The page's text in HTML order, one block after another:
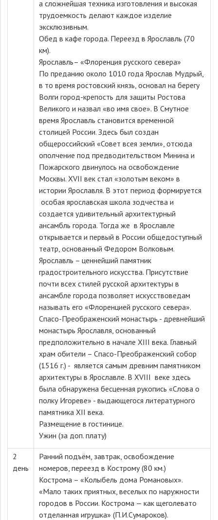
а сложнейшая техника изготовления и высокая
трудоемкость делают каждое изделие
эксклюзивным.
Обед в кафе города. Переезд в Ярославль (70
км).
Ярославль– «Флоренция русского севера»
По преданию около 1010 года Ярослав Мудрый,
в то время ростовский князь, основал на берегу
Волги город-крепость для защиты Ростова
Великого и назвал «во имя свое». В Смутное
время Ярославль становится временной
столицей России. Здесь был создан
общероссийский «Совет всея земли», отсюда
ополчение под предводительством Минина и
Пожарского двинулось на освобождение
Москвы. XVII век стал «золотым веком» в
истории Ярославля. В этот период формируется
особая ярославская школа зодчества и
создается удивительный архитектурный
ансамбль города. Тогда же в Ярославле
открывается и первый в России общедоступный
театр, основанный Федором Волковым.
Ярославль – ценнейший памятник
градостроительного искусства. Присутствие
почти всех стилей русской архитектуры в
ансамбле города позволяет искусствоведам
называть его «Флоренцией русского севера».
Спасо-Преображенский монастырь - древнейший
монастырь Ярославля, основанный
предположительно в начале XIII века. Главный
храм обители – Спасо-Преображенский собор
(1516 г.) - является самым древним памятником
архитектуры в Ярославле. В XVIII веке здесь
была обнаружена бесценная рукопись «Слова о
полку Игореве» - выдающегося литературного
памятника XII века.
Размещение в гостинице.
Ужин (за доп. плату)
2
день
Ранний подъём, завтрак, освобождение
номеров, переезд в Кострому (80 км.)
Кострома – «Колыбель дома Романовых».
«Мало таких приятных, веселых по наружности
городов в России. Кострома — как щеголевато
отделанная игрушка» (П.И.Сумароков).